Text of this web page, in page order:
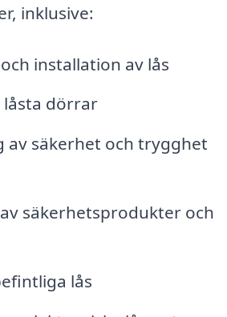
inklusive:
installation av lås
låsta dörrar
av säkerhet och trygghet
säkerhetsprodukter och
lås